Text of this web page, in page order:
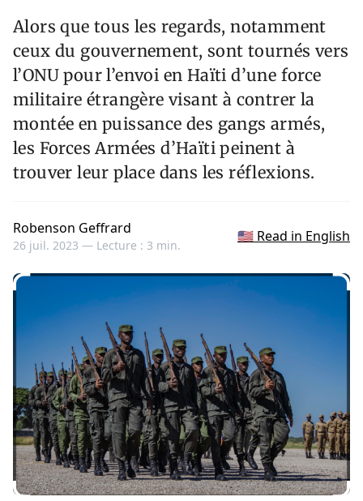
Alors que tous les regards, notamment
ceux du gouvernement, sont tournés vers
l’ONU pour l’envoi en Haïti d’une force
militaire étrangère visant à contrer la
montée en puissance des gangs armés,
les Forces Armées d’Haïti peinent à
trouver leur place dans les réflexions.
Robenson Geffrard
26 juil. 2023 — Lecture : 3 min.
🇺🇸 Read in English